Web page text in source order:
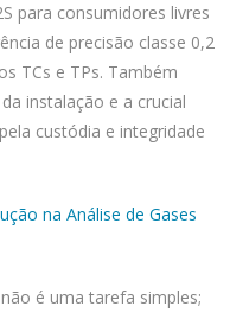
para consumidores livres
de precisão classe 0,2
TCs e TPs. Também
instalação e a crucial
custódia e integridade
na Análise de Gases
é uma tarefa simples;